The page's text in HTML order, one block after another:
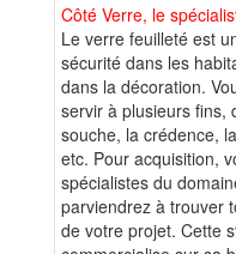
Côté Verre, le
Le verre feuilleté est
sécurité dans les
dans la décoration.
servir à plusieurs fins,
souche, la crédence,
etc. Pour acquisition,
spécialistes du
parviendrez à trouver
de votre projet. Cette